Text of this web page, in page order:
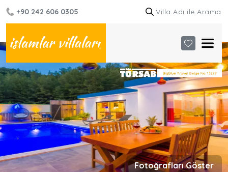
+90 242 606 0305
Fotoğrafları Göster